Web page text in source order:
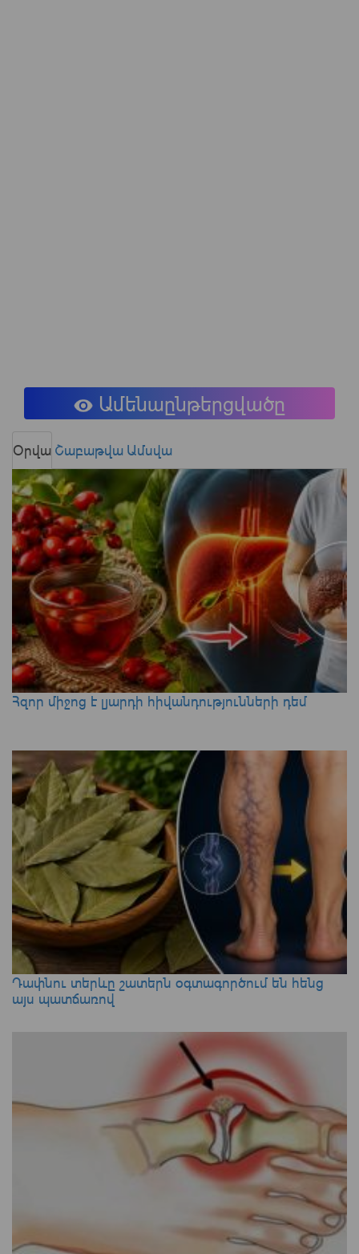
Ամենաընթերցվածը
Օրվա Շաբաթվա Ամսվա
Հզոր միջոց է լյարդի հիվանդությունների դեմ
Դափնու տերևը շատերն օգտագործում են հենց
այս պատճառով